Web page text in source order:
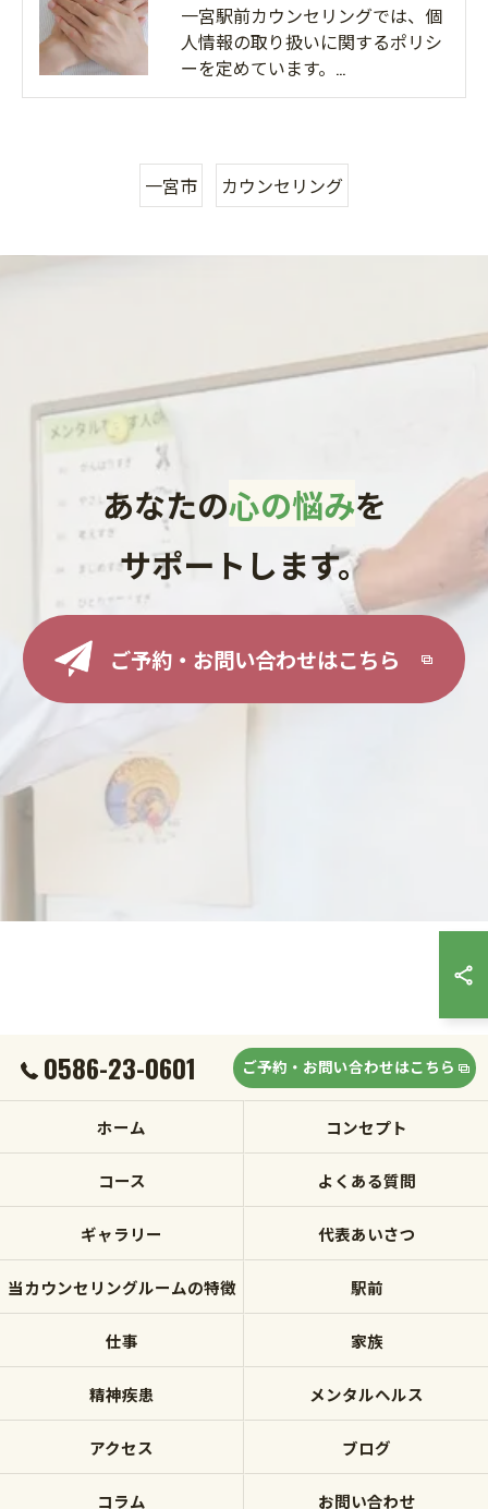
一宮駅前カウンセリングでは、個
人情報の取り扱いに関するポリシ
ーを定めています。…
一宮市 カウンセリング
あなたの心の悩みを
サポートします。
ご予約・お問い合わせはこちら
0586-23-0601 ご予約・お問い合わせはこちら
ホーム コンセプト
コース よくある質問
ギャラリー 代表あいさつ
当カウンセリングルームの特徴 駅前
仕事 家族
精神疾患 メンタルヘルス
アクセス ブログ
コラム お問い合わせ